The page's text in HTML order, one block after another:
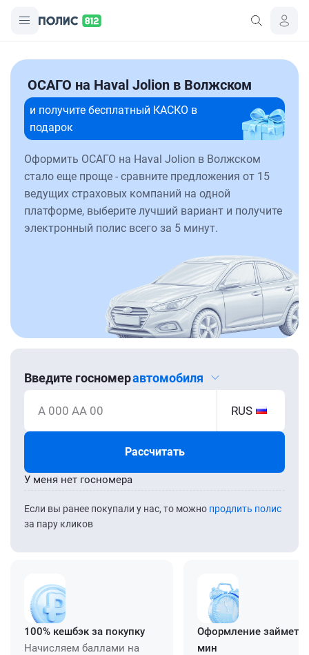
ОСАГО на Haval Jolion в Волжском
и получите бесплатный КАСКО в
подарок
Оформить ОСАГО на Haval Jolion в Волжском
стало еще проще - сравните предложения от 15
ведущих страховых компаний на одной
платформе, выберите лучший вариант и получите
электронный полис всего за 5 минут.
Введите госномеравтомобиля
А 000 АА 00 RUS
Рассчитать
Если вы ранее покупали у нас, то можно продлить полис
за пару кликов
У меня нет госномера
100% кешбэк за покупку
Начисляем баллами на
Оформление займет
мин